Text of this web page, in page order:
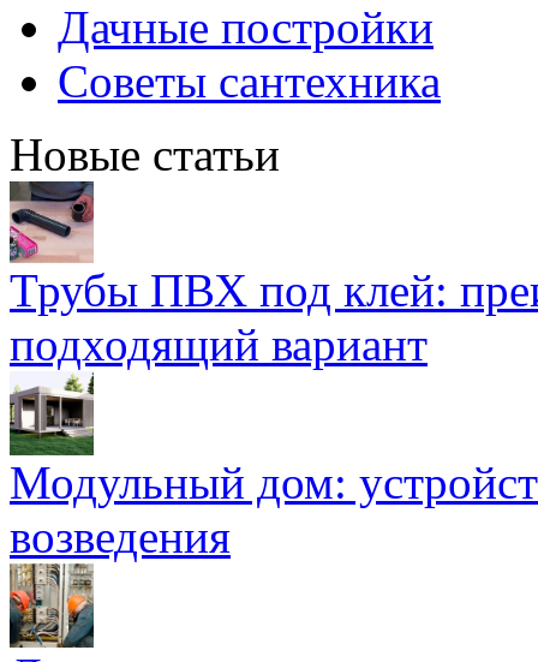
Дачные постройки
Советы сантехника
Новые статьи
Трубы ПВХ под клей:
подходящий вариант
Модульный дом:
возведения